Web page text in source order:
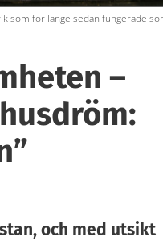
har redan börjat omsätta flera i
sommaren. Men butiken i stan finns
–